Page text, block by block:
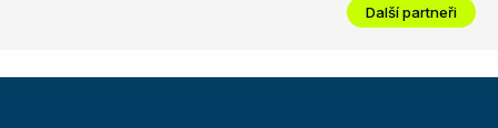
Další partneři